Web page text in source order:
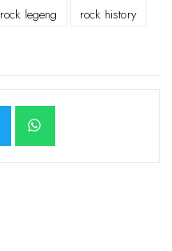
rock legeng
rock history